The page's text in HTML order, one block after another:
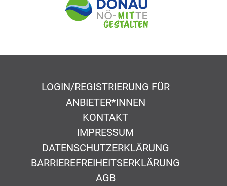
LOGIN/REGISTRIERUNG FÜR
ANBIETER*INNEN
KONTAKT
IMPRESSUM
DATENSCHUTZERKLÄRUNG
BARRIEREFREIHEITSERKLÄRUNG
AGB